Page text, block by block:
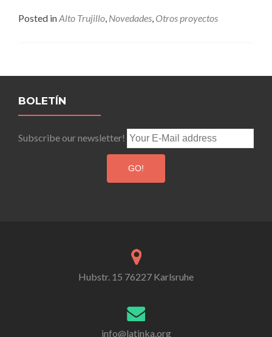
Posted inAlto Trujillo, Novedades, Otros proyectos
Posts
navigation
BOLETÍN
Subscribe our newsletter!
Hubstr. 15 76227 Karlsruhe
info@latinka.org